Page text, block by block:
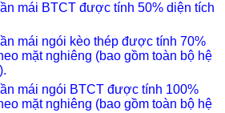
BTCT được tính 50% diện tích
ngói kèo thép được tính 70%
mặt nghiêng (bao gồm toàn bộ hệ
ngói BTCT được tính 100%
mặt nghiêng (bao gồm toàn bộ hệ